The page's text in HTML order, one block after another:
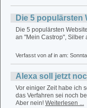
Die 5 populärsten
Die 5 populärsten
an "Mein Castrop", Silber
Verfasst von af in am:
Alexa soll jetzt
Vor einiger Zeit habe ich
das Verfahren sei noch
Aber nein! Weiterlesen ...